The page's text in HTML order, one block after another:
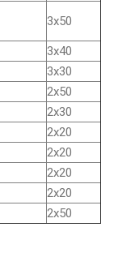
3x50
3x40
3x30
2x50
2x30
2x20
2x20
2x20
2x20
2x50